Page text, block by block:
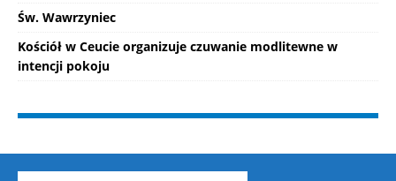
Św. Wawrzyniec
Kościół w Ceucie organizuje czuwanie modlitewne w
intencji pokoju